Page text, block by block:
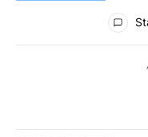
All Comments